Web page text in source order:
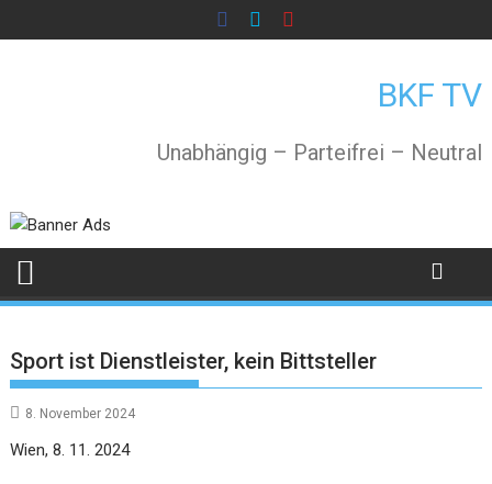
to
BKF TV
Unabhängig – Parteifrei – Neutral
Sport ist Dienstleister, kein Bittsteller
8. November 2024
Wien, 8. 11. 2024